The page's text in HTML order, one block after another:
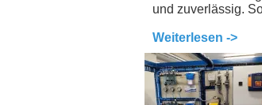
und zuverlässig.
Weiterlesen ->